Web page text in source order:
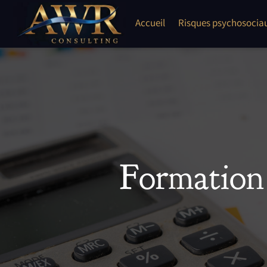
content
Accueil Risques